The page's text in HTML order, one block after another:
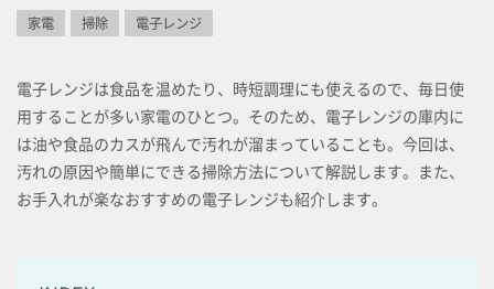
家電 掃除 電子レンジ
電子レンジは食品を温めたり、時短調理にも使えるので、毎日使
用することが多い家電のひとつ。そのため、電子レンジの庫内に
は油や食品のカスが飛んで汚れが溜まっていることも。今回は、
汚れの原因や簡単にできる掃除方法について解説します。また、
お手入れが楽なおすすめの電子レンジも紹介します。